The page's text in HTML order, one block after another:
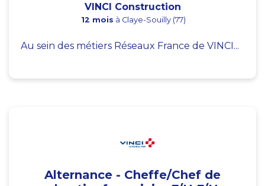
VINCI Construction
12 mois à Claye-Souilly (77)
Au sein des métiers Réseaux France de VINCI...
Alternance - Cheffe/Chef de